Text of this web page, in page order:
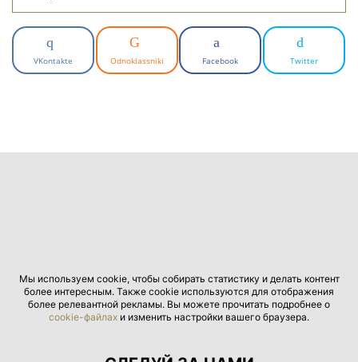
VKontakte Odnoklassniki Facebook Twitter
Мы используем cookie, чтобы собирать статистику и делать контент
более интересным. Также cookie используются для отображения
более релевантной рекламы. Вы можете прочитать подробнее о
cookie-файлах и изменить настройки вашего браузера.